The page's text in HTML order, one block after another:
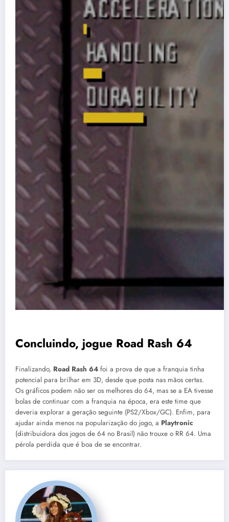
Concluindo, jogue Road Rash 64
Finalizando, Road Rash 64 foi a prova de que a franquia tinha
potencial para brilhar em 3D, desde que posta nas mãos certas.
Os gráficos podem não ser os melhores do 64, mas se a EA tivesse
bolas de continuar com a franquia na época, era este time que
deveria explorar a geração seguinte (PS2/Xbox/GC). Enfim, para
ajudar ainda menos na popularização do jogo, a Playtronic
(distribuidora dos jogos de 64 no Brasil) não trouxe o RR 64. Uma
pérola perdida que é boa de se encontrar.